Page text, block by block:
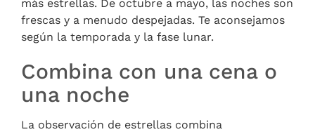
más estrellas. De octubre a mayo, las noches son
frescas y a menudo despejadas. Te aconsejamos
según la temporada y la fase lunar.
Combina con una cena o
una noche
La observación de estrellas combina